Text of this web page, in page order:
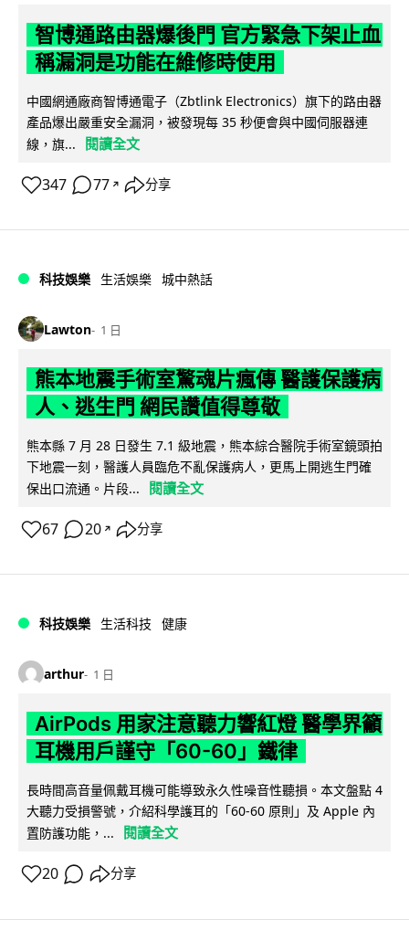
智博通路由器爆後門 官方緊急下架止血
稱漏洞是功能在維修時使用
中國網通廠商智博通電子（Zbtlink Electronics）旗下的路由器
產品爆出嚴重安全漏洞，被發現每 35 秒便會與中國伺服器連
線，旗...
閱讀全文
347 77 ↗ 分享
科技娛樂 生活娛樂 城中熱話
Lawton 1 日
熊本地震手術室驚魂片瘋傳 醫護保護病
人、逃生門 網民讚值得尊敬
熊本縣 7 月 28 日發生 7.1 級地震，熊本綜合醫院手術室鏡頭拍
下地震一刻，醫護人員臨危不亂保護病人，更馬上開逃生門確
保出口流通。片段...
閱讀全文
67 20 ↗ 分享
科技娛樂 生活科技 健康
arthur 1 日
AirPods 用家注意聽力響紅燈 醫學界籲
耳機用戶謹守「60-60」鐵律
長時間高音量佩戴耳機可能導致永久性噪音性聽損。本文盤點 4
大聽力受損警號，介紹科學護耳的「60-60 原則」及 Apple 內
置防護功能，...
閱讀全文
20 分享